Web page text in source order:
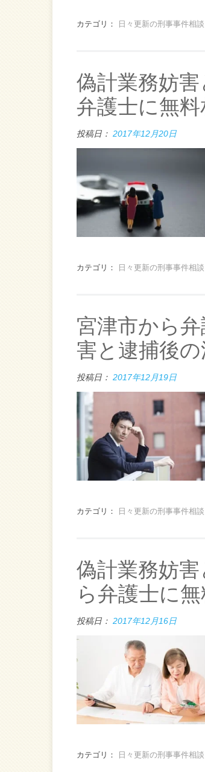
カテゴリ： 日々更新の刑事事件相談
偽計業務妨
弁護士に無料
投稿日： 2017年12月20日
カテゴリ： 日々更新の刑事事件相談
宮津市から
害と逮捕後
投稿日： 2017年12月19日
カテゴリ： 日々更新の刑事事件相談
偽計業務妨
ら弁護士に
投稿日： 2017年12月16日
カテゴリ： 日々更新の刑事事件相談